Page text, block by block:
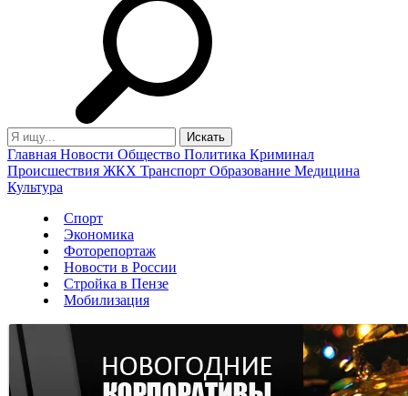
Главная Новости Общество Политика Криминал
Происшествия ЖКХ Транспорт Образование Медицина
Культура
Спорт
Экономика
Фоторепортаж
Новости в России
Стройка в Пензе
Мобилизация